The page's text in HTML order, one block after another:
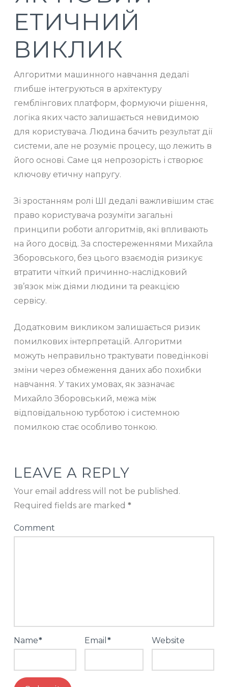
ЕТИЧНИЙ
ВИКЛИК
Алгоритми машинного навчання дедалі
глибше інтегруються в архітектуру
гемблінгових платформ, формуючи рішення,
логіка яких часто залишається невидимою
для користувача. Людина бачить результат дії
системи, але не розуміє процесу, що лежить в
його основі. Саме ця непрозорість і створює
ключову етичну напругу.
Зі зростанням ролі ШІ дедалі важливішим стає
право користувача розуміти загальні
принципи роботи алгоритмів, які впливають
на його досвід. За спостереженнями Михайла
Зборовського, без цього взаємодія ризикує
втратити чіткий причинно-наслідковий
зв’язок між діями людини та реакцією
сервісу.
Додатковим викликом залишається ризик
помилкових інтерпретацій. Алгоритми
можуть неправильно трактувати поведінкові
зміни через обмеження даних або похибки
навчання. У таких умовах, як зазначає
Михайло Зборовський, межа між
відповідальною турботою і системною
помилкою стає особливо тонкою.
LEAVE A REPLY
Your email address will not be published.
Required fields are marked *
Comment
Name* Email* Website